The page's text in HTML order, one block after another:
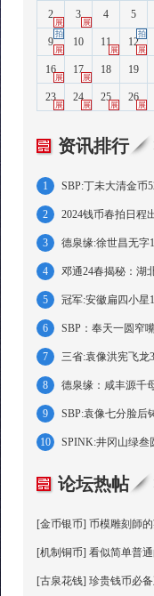
2
展
3
展
4 5
9
拍
展
10 11
展
12
拍
展
16
展
17
展
18 19
23
展
24
展
25
展
26
展
资讯排行
1
2
3
4
5
6
7
8
9
10
论坛热帖
[金币银币] 币模雕刻師
[机制铜币] 看似简单普
[古泉花钱] 珍贵钱币必